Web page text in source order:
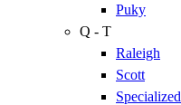
Puky
Q - T
Raleigh
Scott
Specialized